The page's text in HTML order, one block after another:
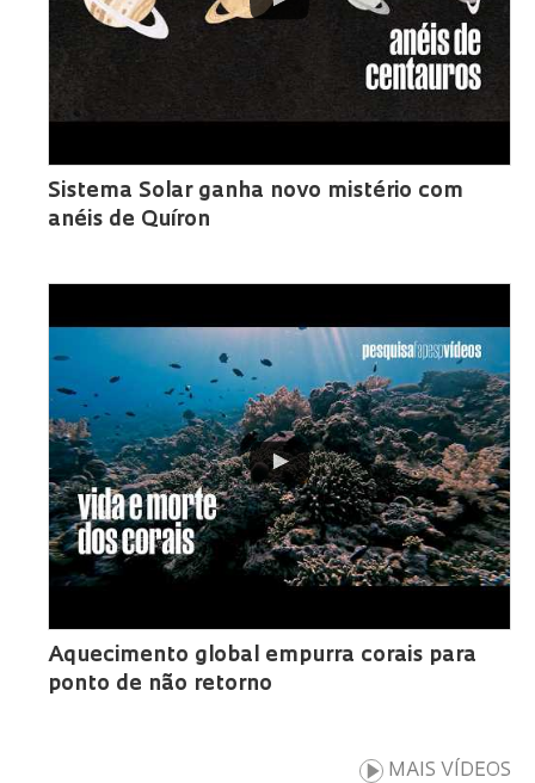
Sistema Solar ganha novo mistério com
anéis de Quíron
Aquecimento global empurra corais para
ponto de não retorno
MAIS VÍDEOS